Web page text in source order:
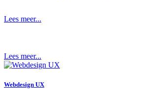
Lees meer...
Lees meer...
Webdesign UX